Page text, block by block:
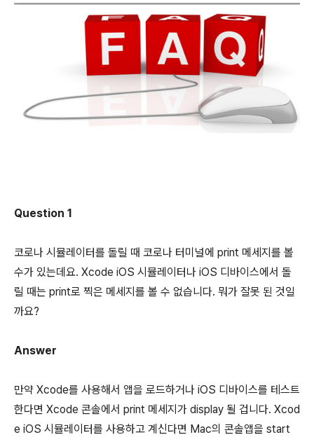
Question 1
코로나 시뮬레이터를 돌릴 때 코로나 터미널에 print 메세지를 볼
수가 있는데요. Xcode iOS 시뮬레이터나 iOS 디바이스에서 돌
릴 때는 print로 찍은 메세지를 볼 수 없습니다. 뭐가 잘못 된 것일
까요?
Answer
만약 Xcode를 사용해서 앱을 로드하거나 iOS 디바이스를 테스트
한다면 Xcode 콘솔에서 print 메세지가 display 될 겁니다. Xcod
e iOS 시뮬레이터를 사용하고 계신다면 Mac의 콘솔앱을 start